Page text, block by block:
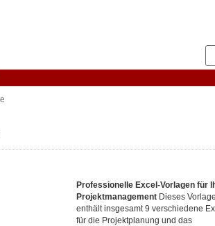
Professionelle Excel-Vorlagen für
Projektmanagement Dieses
enthält insgesamt 9 verschiedene
für die Projektplanung und das